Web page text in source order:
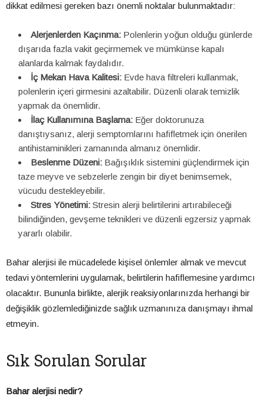
dikkat edilmesi gereken bazı önemli noktalar bulunmaktadır:
Alerjenlerden Kaçınma: Polenlerin yoğun olduğu günlerde
dışarıda fazla vakit geçirmemek ve mümkünse kapalı
alanlarda kalmak faydalıdır.
İç Mekan Hava Kalitesi: Evde hava filtreleri kullanmak,
polenlerin içeri girmesini azaltabilir. Düzenli olarak temizlik
yapmak da önemlidir.
İlaç Kullanımına Başlama: Eğer doktorunuza
danıştıysanız, alerji semptomlarını hafifletmek için önerilen
antihistaminikleri zamanında almanız önemlidir.
Beslenme Düzeni: Bağışıklık sistemini güçlendirmek için
taze meyve ve sebzelerle zengin bir diyet benimsemek,
vücudu destekleyebilir.
Stres Yönetimi: Stresin alerji belirtilerini artırabileceği
bilindiğinden, gevşeme teknikleri ve düzenli egzersiz yapmak
yararlı olabilir.
Bahar alerjisi ile mücadelede kişisel önlemler almak ve mevcut
tedavi yöntemlerini uygulamak, belirtilerin hafiflemesine yardımcı
olacaktır. Bununla birlikte, alerjik reaksiyonlarınızda herhangi bir
değişiklik gözlemlediğinizde sağlık uzmanınıza danışmayı ihmal
etmeyin.
Sık Sorulan Sorular
Bahar alerjisi nedir?